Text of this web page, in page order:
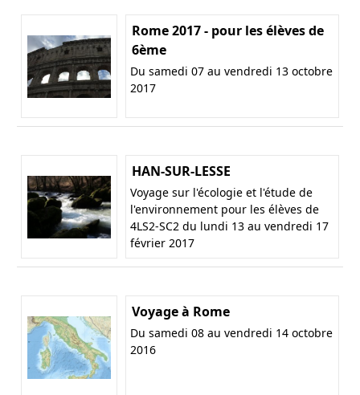
Rome 2017 - pour les élèves de
6ème
Du samedi 07 au vendredi 13 octobre
2017
HAN-SUR-LESSE
Voyage sur l'écologie et l'étude de
l'environnement pour les élèves de
4LS2-SC2 du lundi 13 au vendredi 17
février 2017
Voyage à Rome
Du samedi 08 au vendredi 14 octobre
2016